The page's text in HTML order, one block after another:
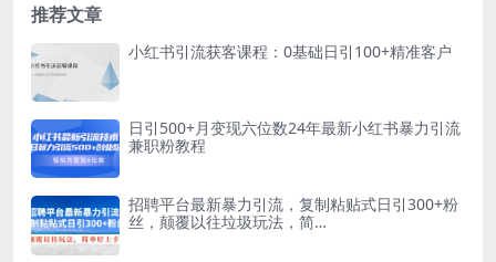
推荐文章
小红书引流获客课程：0基础日引100+精准客户
日引500+月变现六位数24年最新小红书暴力引流
兼职粉教程
招聘平台最新暴力引流，复制粘贴式日引300+粉
丝，颠覆以往垃圾玩法，简…